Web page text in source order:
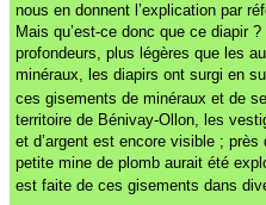
nous en donnent l’explication par
Mais qu’est-ce donc que ce diapir
profondeurs, plus légères que les
minéraux, les diapirs ont surgi en
ces gisements de minéraux et de
territoire de Bénivay-Ollon, les
et d’argent est encore visible ;
petite mine de plomb aurait été
est faite de ces gisements dans